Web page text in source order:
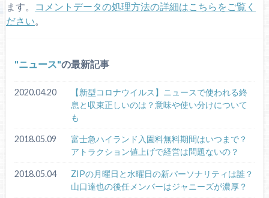
ます。
コメントデータの処理方法の詳細はこちらをご覧く
ださい。
ニュース の最新記事
2020.04.20
【新型コロナウイルス】ニュースで使われる終
息と収束正しいのは？意味や使い分けについて
も
2018.05.09
富士急ハイランド入園料無料期間はいつまで？
アトラクション値上げで経営は問題ないの？
2018.05.04
ZIPの月曜日と水曜日の新パーソナリティは誰？
山口達也の後任メンバーはジャニーズが濃厚？